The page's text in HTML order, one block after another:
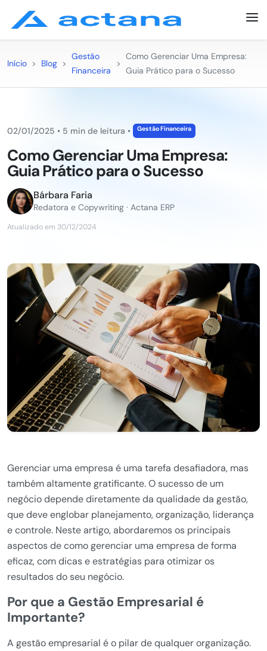
Início > Blog >
Gestão
Financeira
>
Como Gerenciar Uma Empresa:
Guia Prático para o Sucesso
02/01/2025 • 5 min de leitura • Gestão Financeira
Como Gerenciar Uma Empresa:
Guia Prático para o Sucesso
Bárbara Faria
Redatora e Copywriting · Actana ERP
Atualizado em 30/12/2024
Gerenciar uma empresa é uma tarefa desafiadora, mas
também altamente gratificante. O sucesso de um
negócio depende diretamente da qualidade da gestão,
que deve englobar planejamento, organização, liderança
e controle. Neste artigo, abordaremos os principais
aspectos de como gerenciar uma empresa de forma
eficaz, com dicas e estratégias para otimizar os
resultados do seu negócio.
Por que a Gestão Empresarial é
Importante?
A gestão empresarial é o pilar de qualquer organização.